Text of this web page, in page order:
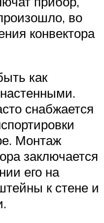
во
конвектора
как
снабжается
Монтаж
заключается
его на
к стене и